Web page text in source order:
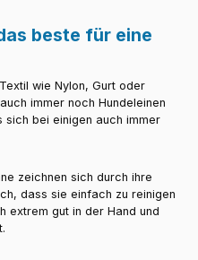
beste für eine
wie Nylon, Gurt oder
immer noch Hundeleinen
sich bei einigen auch immer
zeichnen sich durch ihre
dass sie einfach zu reinigen
extrem gut in der Hand und